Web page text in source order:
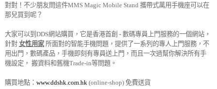
對對！不少朋友問這件MMS Magic Mobile Stand 攜帶式萬用手機座可以在
那兒買到呢？
大家可以到DDS網站購買，它是香港首創 - 數碼專員上門服務的一個網站，
針對女性用家 所面對的智能手機問題，提供了一系列的專人上門服務，不
用出門，數碼產品，手機即刻有專員送上門，而且一次過幫你解決所有手
機設定， 搬資料和舊機Trade-in等問題。
購買地點： www.ddshk.com.hk (online-shop) 免費送貨